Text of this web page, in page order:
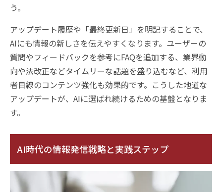
う。
アップデート履歴や「最終更新日」を明記することで、
AIにも情報の新しさを伝えやすくなります。ユーザーの
質問やフィードバックを参考にFAQを追加する、業界動
向や法改正などタイムリーな話題を盛り込むなど、利用
者目線のコンテンツ強化も効果的です。こうした地道な
アップデートが、AIに選ばれ続けるための基盤となりま
す。
AI時代の情報発信戦略と実践ステップ